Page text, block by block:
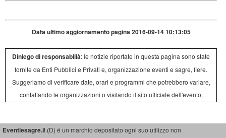
Data ultimo aggiornamento pagina 2016-09-14 10:13:05
Diniego di responsabilià: le notizie riportate in questa pagina sono state
fornite da Enti Pubblici e Privati e, organizzazione eventi e sagre, fiere.
Suggeriamo di verificare date, orari e programmi che potrebbero variare,
contattando le organizzazioni o visitando il sito ufficiale dell'evento.
Eventiesagre.it (D) é un marchio depositato ogni suo utilizzo non